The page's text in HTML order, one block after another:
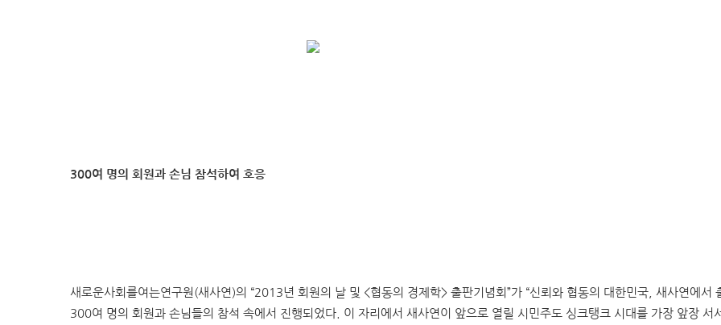
300여 명의 회원과 손님 참석하여 호응
새로운사회를여는연구원(새사연)의 “2013년 회원의 날 및 <협동의 경제학> 출판기념회”가 “신뢰와 협동의 대한민국, 새사연에
300여 명의 회원과 손님들의 참석 속에서 진행되었다. 이 자리에서 새사연이 앞으로 열릴 시민주도 싱크탱크 시대를 가장 앞장 서